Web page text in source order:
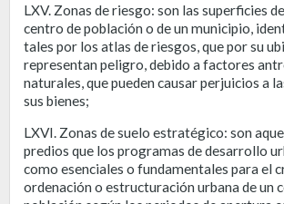
LXV. Zonas de riesgo: son las superficies
centro de población o de un municipio,
tales por los atlas de riesgos, que por su
representan peligro, debido a factores
naturales, que pueden causar perjuicios a
sus bienes;
LXVI. Zonas de suelo estratégico: son
predios que los programas de desarrollo
como esenciales o fundamentales para el
ordenación o estructuración urbana de un